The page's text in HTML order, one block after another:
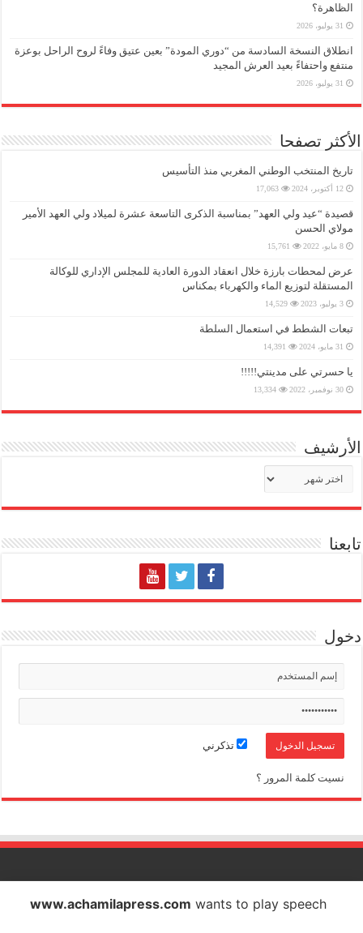
الظاهرة؟
31 يوليو، 2026
انطلاق النسخة السادسة من “دوري المودة” بعين عتيق وفاءً لروح الراحل بوعزة
منتفع واحتفاءً بعيد العرش المجيد
31 يوليو، 2026
الأكثر تصفحا
تاريخ المنتخب الوطني المغربي منذ التأسيس
12 أكتوبر، 2024 17,063
قصيدة “عيد ولي العهد” بمناسبة الذكرى التاسعة عشرة لميلاد ولي العهد الأمير
مولاي الحسن
8 مايو، 2022 15,761
عرض لمحطات بارزة خلال انعقاد الدورة العادية للمجلس الإداري للوكالة
المستقلة لتوزيع الماء والكهرباء بمكناس
3 يوليو، 2023 14,529
تبعات الشطط في استعمال السلطة
31 مايو، 2024 14,391
يا حسرتي على مدينتي!!!!!
30 نوفمبر، 2022 13,334
الأرشيف
الأرشيف
تابعنا
دخول
تذكرني
نسيت كلمة المرور ؟
الشاملة بريس تصدر عن شركة الشاملة بريس للاتصال والاشهار
www.achamilapress.com wants to play speech